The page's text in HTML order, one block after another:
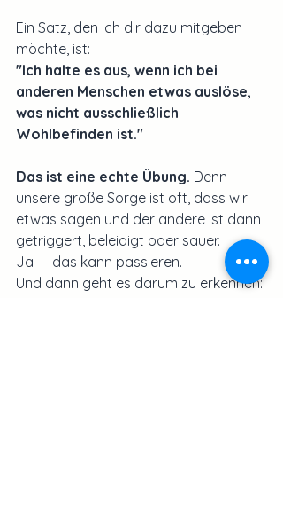
Ein Satz, den ich dir dazu mitgeben
möchte, ist:
"Ich halte es aus, wenn ich bei
anderen Menschen etwas auslöse,
was nicht ausschließlich
Wohlbefinden ist."
Das ist eine echte Übung. Denn
unsere große Sorge ist oft, dass wir
etwas sagen und der andere ist dann
getriggert, beleidigt oder sauer.
Ja — das kann passieren.
Und dann geht es darum zu erkennen: